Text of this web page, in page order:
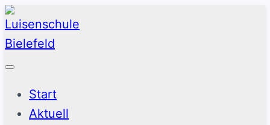
Zum
Inhalt
springen
Start
Aktuell